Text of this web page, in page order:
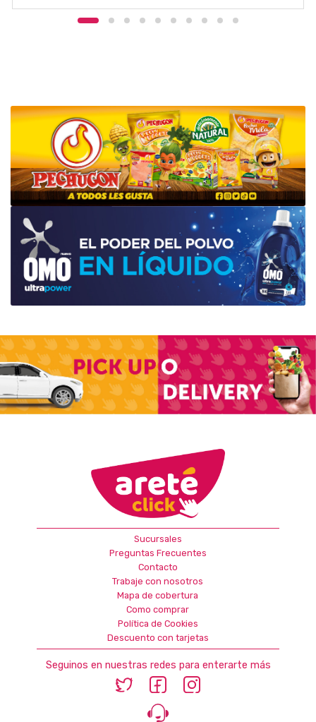
Sucursales
Preguntas Frecuentes
Contacto
Trabaje con nosotros
Mapa de cobertura
Como comprar
Política de Cookies
Descuento con tarjetas
Seguinos en nuestras redes para enterarte más